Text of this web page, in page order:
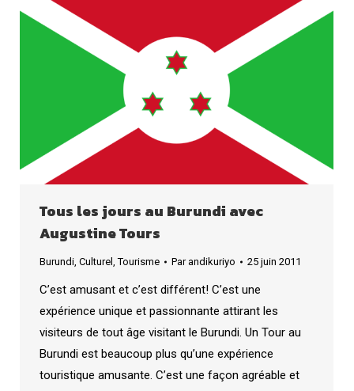
Tous les jours au Burundi avec
Augustine Tours
Burundi, Culturel ,Tourisme Parandikuriyo 25 juin 2011
C’est amusant et c’est différent! C’est une
expérience unique et passionnante attirant les
visiteurs de tout âge visitant le Burundi. Un Tour au
Burundi est beaucoup plus qu’une expérience
touristique amusante. C’est une façon agréable et